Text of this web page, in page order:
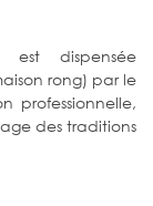
est dispensée
rong) par le
professionnelle,
des traditions